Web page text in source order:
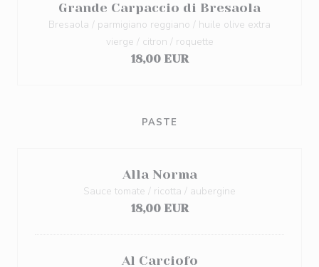
Grande Carpaccio di Bresaola
Bresaola / parmigiano reggiano / huile olive extra
vierge / citron / roquette
18,00 EUR
PASTE
Alla Norma
Sauce tomate / ricotta / aubergine
18,00 EUR
Al Carciofo